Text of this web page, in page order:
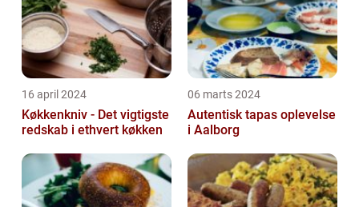
16 april 2024
Køkkenkniv - Det vigtigste
redskab i ethvert køkken
06 marts 2024
Autentisk tapas oplevelse
i Aalborg